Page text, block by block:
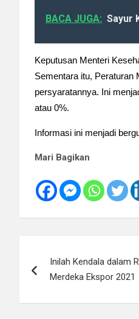
BACA JUGA: Sayur
Keputusan Menteri
Sementara itu, Peraturan
persyaratannya. Ini
atau 0%.
Informasi ini menjadi
Mari Bagikan
posInilah Kendala dalam
Merdeka Ekspor 2021